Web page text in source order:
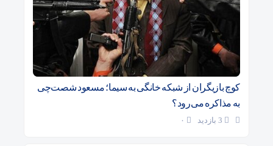
کوچ بازیگران از شبکه خانگی به سیما؛ مسعود شصت‌چی
به مذاکره می‌رود؟
۰